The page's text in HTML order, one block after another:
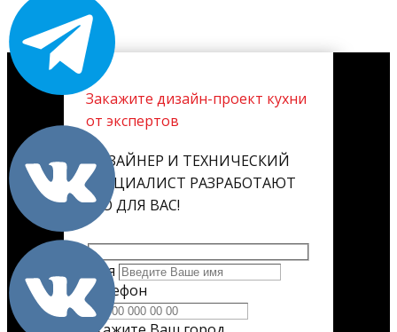
Закажите дизайн-проект кухни
от экспертов
ДИЗАЙНЕР И ТЕХНИЧЕСКИЙ
СПЕЦИАЛИСТ РАЗРАБОТАЮТ
ЕГО ДЛЯ ВАС!
Имя
Телефон